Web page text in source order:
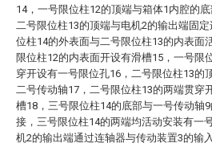
14，一号限位柱12的顶端与箱体1内腔的底
二号限位柱13的顶端与电机2的输出端固
位柱14的外表面与二号限位柱13的内表面
限位柱12的内表面开设有滑槽15，一号限
穿开设有一号限位孔16，二号限位柱13的
二号传动轴17，二号限位柱13的两端贯穿
槽18，三号限位柱14的底部与一号传动轴
接，三号限位柱14的两端均活动安装有一
机2的输出端通过连轴器与传动装置3的输